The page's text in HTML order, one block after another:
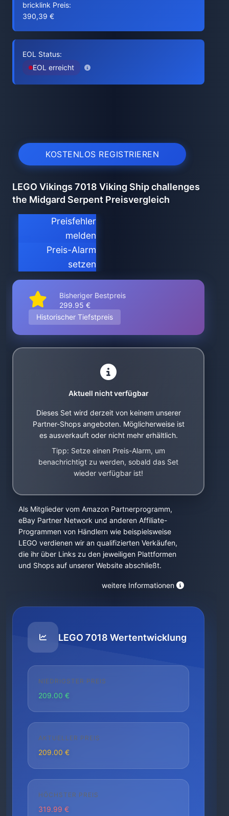
bricklink Preis:
390,39 €
EOL Status:
EOL erreicht
KOSTENLOS REGISTRIEREN
LEGO Vikings 7018 Viking Ship challenges
the Midgard Serpent Preisvergleich
Preisfehler
melden
Preis-Alarm
setzen
Bisheriger Bestpreis
299.95 €
Historischer Tiefstpreis
Aktuell nicht verfügbar
Dieses Set wird derzeit von keinem unserer
Partner-Shops angeboten. Möglicherweise ist
es ausverkauft oder nicht mehr erhältlich.
Tipp: Setze einen Preis-Alarm, um
benachrichtigt zu werden, sobald das Set
wieder verfügbar ist!
Als Mitglieder vom Amazon Partnerprogramm,
eBay Partner Network und anderen Affiliate-
Programmen von Händlern wie beispielsweise
LEGO verdienen wir an qualifizierten Verkäufen,
die ihr über Links zu den jeweiligen Plattformen
und Shops auf unserer Website abschließt.
weitere Informationen
LEGO 7018 Wertentwicklung
NIEDRIGSTER PREIS
209.00 €
AKTUELLER PREIS
209.00 €
HÖCHSTER PREIS
319.99 €